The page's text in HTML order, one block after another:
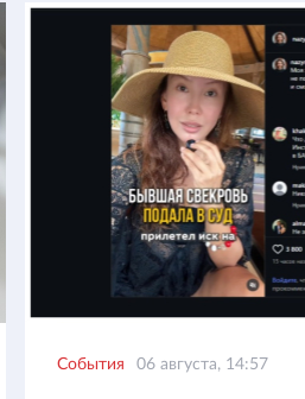
События 06 августа, 14:57